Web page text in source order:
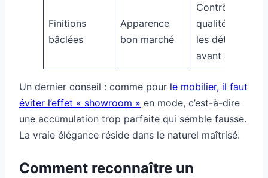
Finitions
bâclées
Apparence
bon marché
Contrôler la
qualité et
les détails
avant achat
Un dernier conseil : comme pour le mobilier, il faut
éviter l’effet « showroom » en mode, c’est-à-dire
une accumulation trop parfaite qui semble fausse.
La vraie élégance réside dans le naturel maîtrisé.
Comment reconnaître un